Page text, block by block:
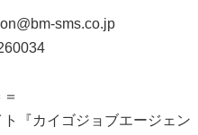
sms.co.jp
『カイゴジョブエージェン